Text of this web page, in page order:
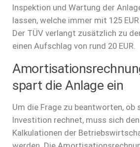
Inspektion und Wartung der
lassen, welche immer mit 125
Der TÜV verlangt zusätzlich zu
einen Aufschlag von rund 20 EUR.
spart die Anlage ein
Um die Frage zu beantworten, ob
Investition rechnet, muss sich
Kalkulationen der